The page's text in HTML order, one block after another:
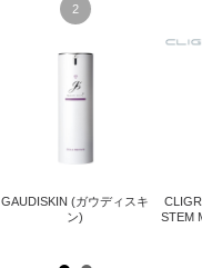
2
GAUDISKIN (ガウディスキ
ン)
STEM